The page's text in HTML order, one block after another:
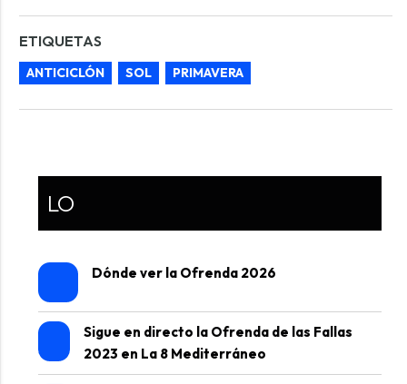
ETIQUETAS
ANTICICLÓN SOL PRIMAVERA
LO
Dónde ver la Ofrenda 2026
Sigue en directo la Ofrenda de las Fallas
2023 en La 8 Mediterráneo